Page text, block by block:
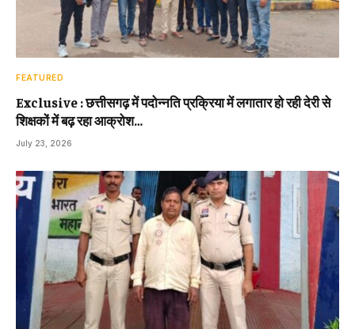
FEATURED
Exclusive : छत्तीसगढ़ में पदोन्नति प्रक्रिया में लगातार हो रही देरी से
शिक्षकों में बढ़ रहा आक्रोश…
July 23, 2026